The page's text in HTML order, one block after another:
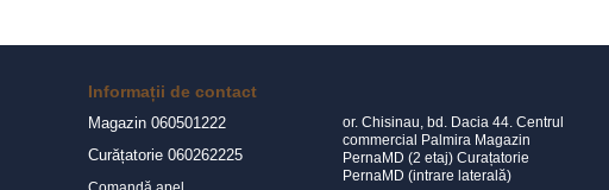
Informații de contact
Magazin 060501222
Curățatorie 060262225
or. Chisinau, bd. Dacia 44. Centrul
commercial Palmira Magazin
PernaMD (2 etaj) Curațatorie
PernaMD (intrare laterală)